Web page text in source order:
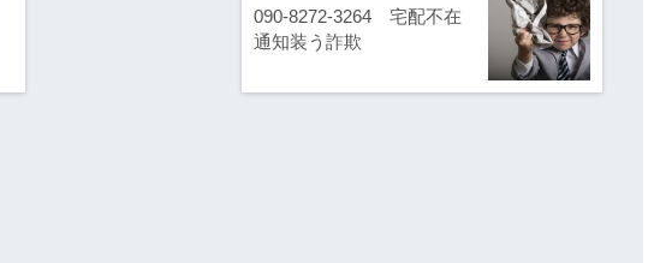
090-8272-3264 宅配不在
通知装う詐欺